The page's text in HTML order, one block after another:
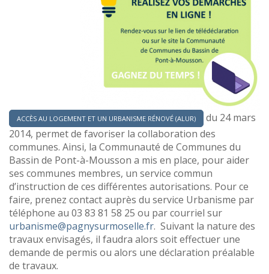
ACCÈS AU LOGEMENT ET UN URBANISME RÉNOVÉ (ALUR)
du 24 mars
2014, permet de favoriser la collaboration des
communes. Ainsi, la Communauté de Communes du
Bassin de Pont-à-Mousson a mis en place, pour aider
ses communes membres, un service commun
d’instruction de ces différentes autorisations. Pour ce
faire, prenez contact auprès du service Urbanisme par
téléphone au 03 83 81 58 25 ou par courriel sur
urbanisme@pagnysurmoselle.fr. Suivant la nature des
travaux envisagés, il faudra alors soit effectuer une
demande de permis ou alors une déclaration préalable
de travaux.